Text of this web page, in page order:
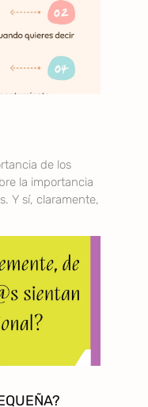
de los
la importancia
Y sí, claramente,